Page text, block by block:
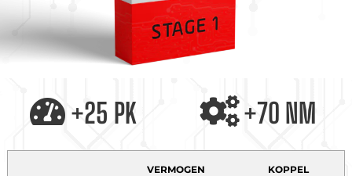
+25 PK +70 NM
VERMOGEN KOPPEL